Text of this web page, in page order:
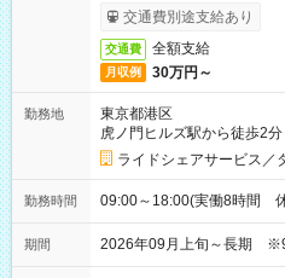
交通費別途支給あり
交通費 全額支給
月収例 30万円～
勤務地
東京都港区
虎ノ門ヒルズ駅から徒歩2分
ライドシェアサービス
勤務時間 09:00～18:00(実働8時間
期間 2026年09月上旬～長期 ※9